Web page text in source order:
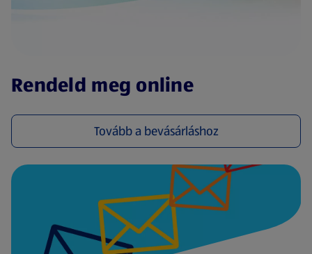
Rendeld meg online
Tovább a bevásárláshoz
(új oldalon nyílik meg)